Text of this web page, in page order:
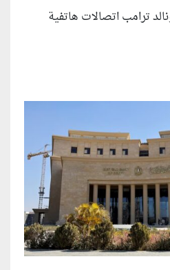
ترامب اتصالات هاتفية